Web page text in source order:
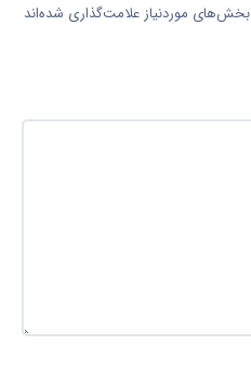
بخش‌های موردنیاز علامت‌گذاری شده‌اند